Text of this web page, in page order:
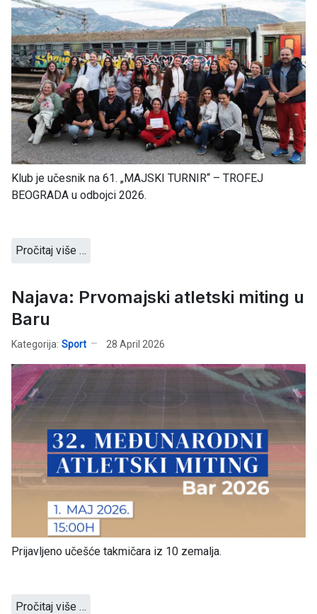
Klub je učesnik na 61. „MAJSKI TURNIR“ – TROFEJ
BEOGRADA u odbojci 2026.
Pročitaj više …
Najava: Prvomajski atletski miting u
Baru
Kategorija: Sport 28 April 2026
Prijavljeno učešće takmičara iz 10 zemalja.
Pročitaj više …